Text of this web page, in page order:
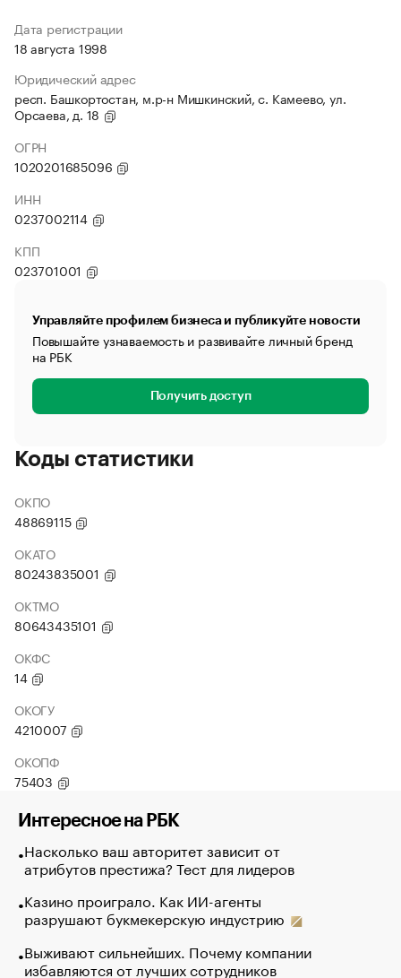
Дата регистрации
18 августа 1998
Юридический адрес
респ. Башкортостан, м.р-н Мишкинский, с. Камеево, ул.
Орсаева, д. 18
ОГРН
1020201685096
ИНН
0237002114
КПП
023701001
Управляйте профилем бизнеса и публикуйте новости
Повышайте узнаваемость и развивайте личный бренд
на РБК
Получить доступ
Коды статистики
ОКПО
48869115
ОКАТО
80243835001
ОКТМО
80643435101
ОКФС
14
ОКОГУ
4210007
ОКОПФ
75403
Интересное на РБК
Насколько ваш авторитет зависит от
атрибутов престижа? Тест для лидеров
Казино проиграло. Как ИИ-агенты
разрушают букмекерскую индустрию
Выживают сильнейших. Почему компании
избавляются от лучших сотрудников